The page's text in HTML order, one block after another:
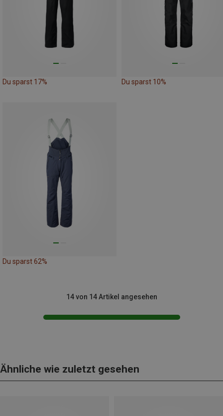
Du sparst 17% Du sparst 10%
Du sparst 62%
14 von 14 Artikel angesehen
Ähnliche wie zuletzt gesehen